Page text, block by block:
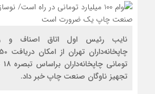
نايب رئيس اول اتاق اصناف و
تجهيز ناوگان صنعت چاپ خبر داد.